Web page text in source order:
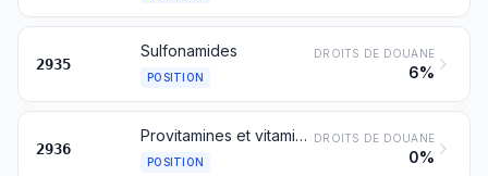
2935
Sulfonamides
POSITION
DROITS DE DOUANE
6%
2936
Provitamines et vitamines, naturelles ou reproduites par synthèse (y compris les concentrats naturels), ainsi que leurs dérivés utilisés principalement en tant que vitamines, mélangés ou non entre eux, même en solutions quelconques
POSITION
DROITS DE DOUANE
0%